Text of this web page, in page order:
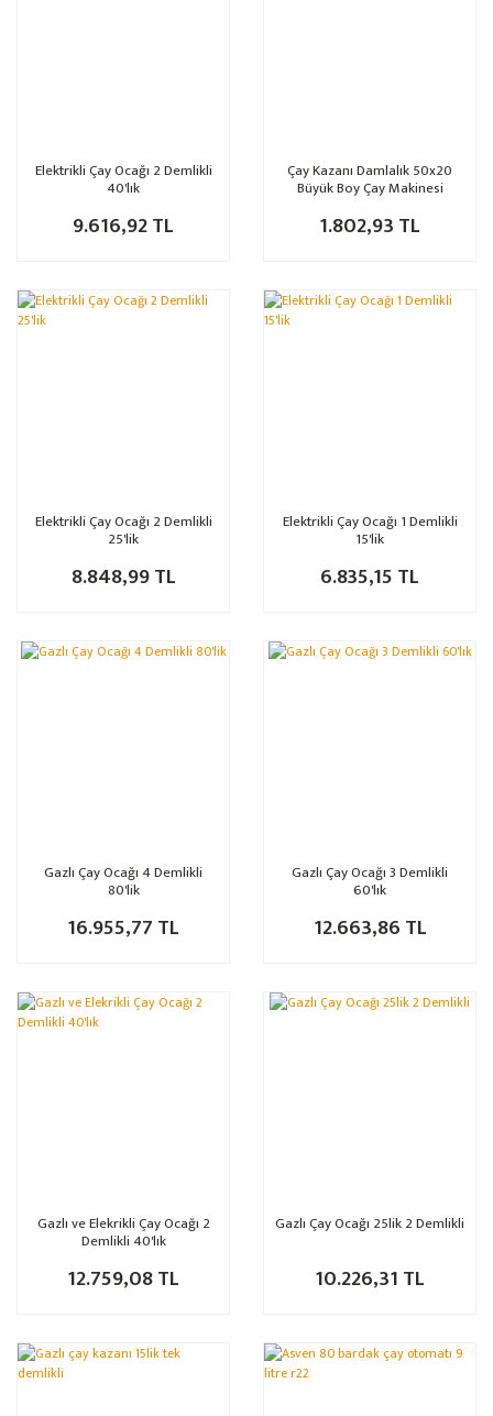
Elektrikli Çay Ocağı 2 Demlikli
40'lık
9.616,92 TL
Çay Kazanı Damlalık 50x20
Büyük Boy Çay Makinesi
1.802,93 TL
Elektrikli Çay Ocağı 2 Demlikli
25'lik
8.848,99 TL
Elektrikli Çay Ocağı 1 Demlikli
15'lik
6.835,15 TL
Gazlı Çay Ocağı 4 Demlikli
80'lik
16.955,77 TL
Gazlı Çay Ocağı 3 Demlikli
60'lık
12.663,86 TL
Gazlı ve Elekrikli Çay Ocağı 2
Demlikli 40'lık
12.759,08 TL
Gazlı Çay Ocağı 25lik 2 Demlikli
10.226,31 TL